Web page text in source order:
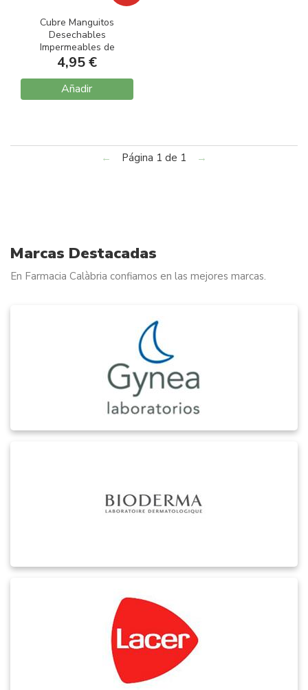
Cubre Manguitos
Desechables
Impermeables de
Polipropileno M2500
Modelo 600 Talla Única
2 Unidades
4,95 €
Añadir
← Página 1 de 1 →
Marcas Destacadas
En Farmacia Calàbria confiamos en las mejores marcas.